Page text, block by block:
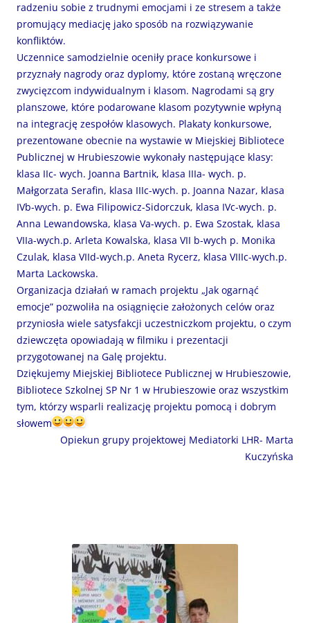
radzeniu sobie z trudnymi emocjami i ze stresem a także
promujący mediację jako sposób na rozwiązywanie
konfliktów.
Uczennice samodzielnie oceniły prace konkursowe i
przyznały nagrody oraz dyplomy, które zostaną wręczone
zwycięzcom indywidualnym i klasom. Nagrodami są gry
planszowe, które podarowane klasom pozytywnie wpłyną
na integrację zespołów klasowych. Plakaty konkursowe,
prezentowane obecnie na wystawie w Miejskiej Bibliotece
Publicznej w Hrubieszowie wykonały następujące klasy:
klasa IIc- wych. Joanna Bartnik, klasa IIIa- wych. p.
Małgorzata Serafin, klasa IIIc-wych. p. Joanna Nazar, klasa
IVb-wych. p. Ewa Filipowicz-Sidorczuk, klasa IVc-wych. p.
Anna Lewandowska, klasa Va-wych. p. Ewa Szostak, klasa
VIIa-wych.p. Arleta Kowalska, klasa VII b-wych p. Monika
Czulak, klasa VIId-wych.p. Aneta Rycerz, klasa VIIIc-wych.p.
Marta Lackowska.
Organizacja działań w ramach projektu „Jak ogarnąć
emocje” pozwoliła na osiągnięcie założonych celów oraz
przyniosła wiele satysfakcji uczestniczkom projektu, o czym
dziewczęta opowiadają w filmiku i prezentacji
przygotowanej na Galę projektu.
Dziękujemy Miejskiej Bibliotece Publicznej w Hrubieszowie,
Bibliotece Szkolnej SP Nr 1 w Hrubieszowie oraz wszystkim
tym, którzy wsparli realizację projektu pomocą i dobrym
słowem
Opiekun grupy projektowej Mediatorki LHR- Marta
Kuczyńska